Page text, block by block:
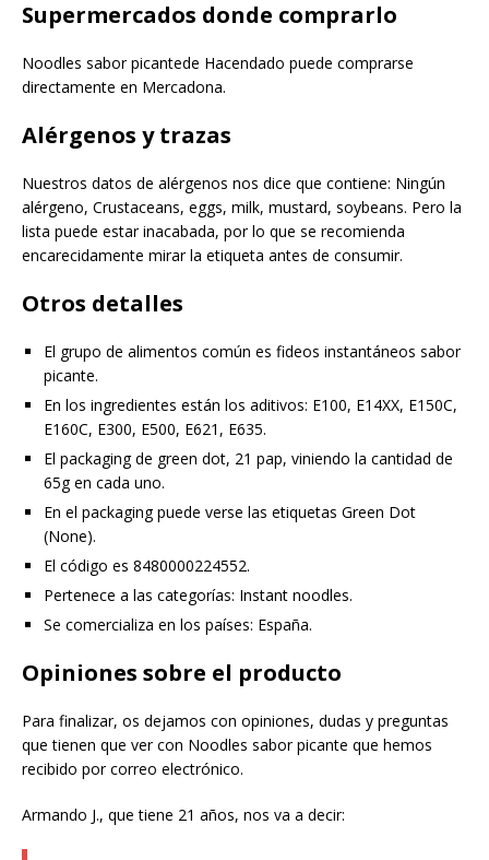
Supermercados donde comprarlo
Noodles sabor picantede Hacendado puede comprarse
directamente en Mercadona.
Alérgenos y trazas
Nuestros datos de alérgenos nos dice que contiene: Ningún
alérgeno, Crustaceans, eggs, milk, mustard, soybeans. Pero la
lista puede estar inacabada, por lo que se recomienda
encarecidamente mirar la etiqueta antes de consumir.
Otros detalles
El grupo de alimentos común es fideos instantáneos sabor
picante.
En los ingredientes están los aditivos: E100, E14XX, E150C,
E160C, E300, E500, E621, E635.
El packaging de green dot, 21 pap, viniendo la cantidad de
65g en cada uno.
En el packaging puede verse las etiquetas Green Dot
(None).
El código es 8480000224552.
Pertenece a las categorías: Instant noodles.
Se comercializa en los países: España.
Opiniones sobre el producto
Para finalizar, os dejamos con opiniones, dudas y preguntas
que tienen que ver con Noodles sabor picante que hemos
recibido por correo electrónico.
Armando J., que tiene 21 años, nos va a decir: